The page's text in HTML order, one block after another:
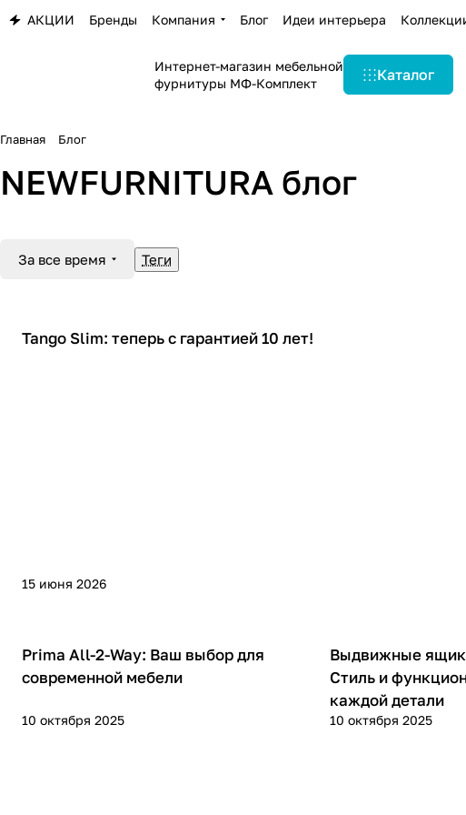
АКЦИИ Бренды Компания Блог Идеи интерьера
Интернет-магазин мебельной
фурнитуры МФ-Комплект
Каталог
Главная Блог
NEWFURNITURA блог
За все время Теги
15 июня 2026
Tango Slim: теперь с гарантией 10 лет!
10 октября 2025
Prima All-2-Way: Ваш выбор для
современной мебели
10 октября 2025
Выдвижные
Стиль и
каждой детали